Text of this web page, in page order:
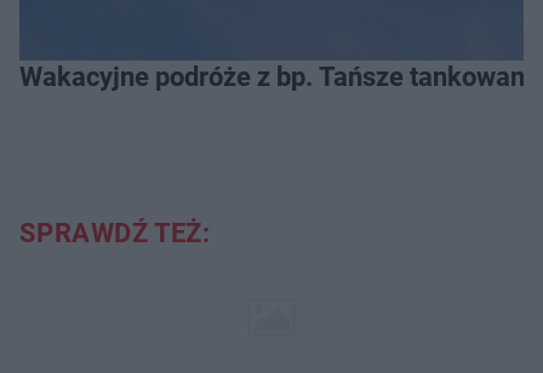
Wakacyjne podróże z bp. Tańsze
SPRAWDŹ TEŻ: